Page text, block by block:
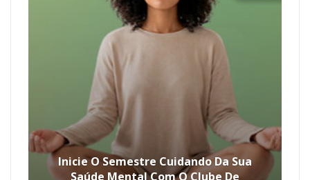
Inicie O Semestre Cuidando Da Sua
Saúde Mental Com O Clube De